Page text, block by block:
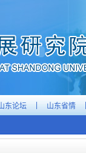
东论坛 山东省情